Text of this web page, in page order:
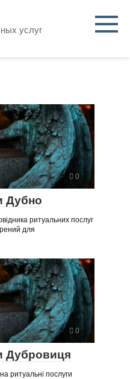
услуг
0
Дубно
ритуальних послуг
для
0
Дубровиця
ритуальні послуги